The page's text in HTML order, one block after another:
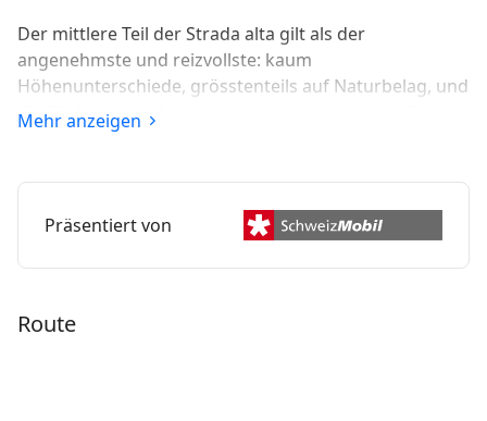
Der mittlere Teil der Strada alta gilt als der
angenehmste und reizvollste: kaum
Höhenunterschiede, grösstenteils auf Naturbelag, und
die Gipfel der rechtsseitigen Leventina als ständige
Begleiter. Für Besinnung und Kunstgenuss sorgen
Mehr anzeigen
Präsentiert von
Route